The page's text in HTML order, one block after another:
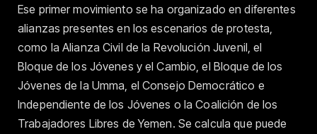
Ese primer movimiento se ha organizado en diferentes
alianzas presentes en los escenarios de protesta,
como la Alianza Civil de la Revolución Juvenil, el
Bloque de los Jóvenes y el Cambio, el Bloque de los
Jóvenes de la Umma, el Consejo Democrático e
Independiente de los Jóvenes o la Coalición de los
Trabajadores Libres de Yemen. Se calcula que puede